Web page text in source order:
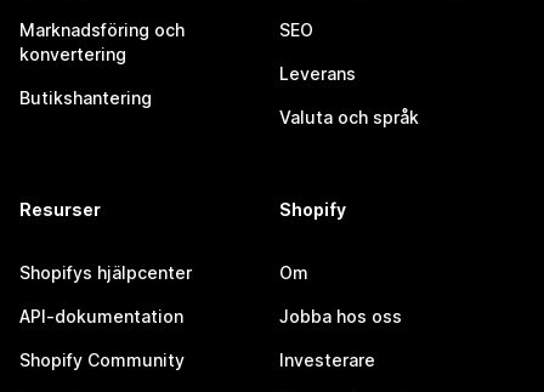
Marknadsföring och
konvertering
Butikshantering
SEO
Leverans
Valuta och språk
Resurser
Shopifys hjälpcenter
API-dokumentation
Shopify Community
Shopify
Om
Jobba hos oss
Investerare